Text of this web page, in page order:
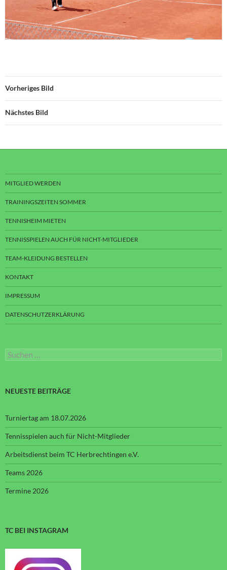
Vorheriges Bild
Nächstes Bild
MITGLIED WERDEN
TRAININGSZEITEN SOMMER
TENNISHEIM MIETEN
TENNISSPIELEN AUCH FÜR NICHT-MITGLIEDER
TEAM-KLEIDUNG BESTELLEN
KONTAKT
IMPRESSUM
DATENSCHUTZERKLÄRUNG
Suchen
nach:
NEUESTE BEITRÄGE
Turniertag am 18.07.2026
Tennisspielen auch für Nicht-Mitglieder
Arbeitsdienst beim TC Herbrechtingen e.V.
Teams 2026
Termine 2026
TC BEI INSTAGRAM